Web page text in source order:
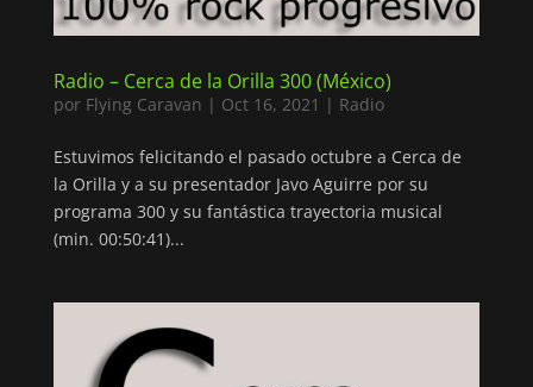
Radio – Cerca de la Orilla 300 (México)
por Flying Caravan | Oct 16, 2021 | Radio
Estuvimos felicitando el pasado octubre a Cerca de
la Orilla y a su presentador Javo Aguirre por su
programa 300 y su fantástica trayectoria musical
(min. 00:50:41)...